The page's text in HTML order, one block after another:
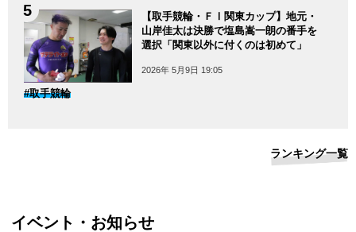
【取手競輪・ＦⅠ関東カップ】地元・
山岸佳太は決勝で塩島嵩一朗の番手を
選択「関東以外に付くのは初めて」
2026年 5月9日 19:05
#取手競輪
ランキング一覧
イベント・お知らせ